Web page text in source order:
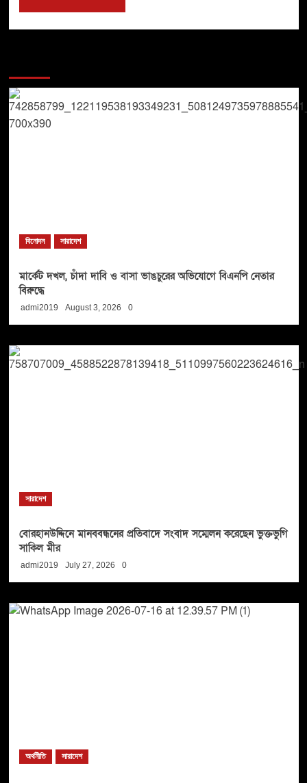
বিনোদন সারাদেশ
মার্কেট দখল, চাঁদা দাবি ও বাসা ভাঙচুরের অভিযোগে বিএনপি নেতার
বিরুদ্ধে
admi2019 August 3, 2026 0
সারাদেশ
বোরহানউদ্দিনে মানববন্ধনের প্রতিবাদে সংবাদ সম্মেলন করেছেন ভুক্তভুগি
সাকিল মীর
admi2019 July 27, 2026 0
অর্থনীতি সারাদেশ